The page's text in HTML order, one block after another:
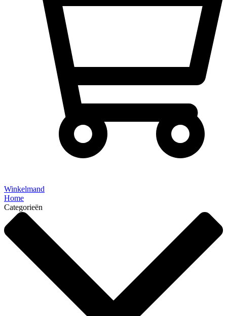
Winkelmand
Home
Categorieën